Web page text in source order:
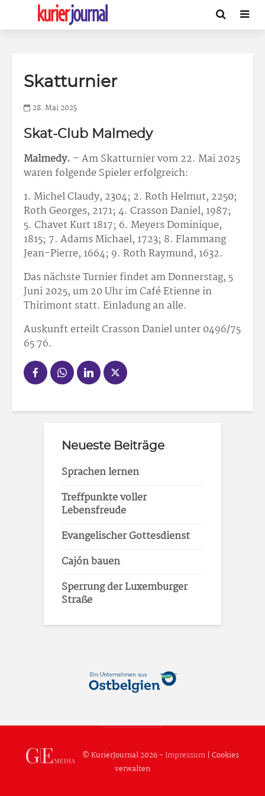
Skatturnier
28. Mai 2025
Skat-Club Malmedy
Malmedy. – Am Skatturnier vom 22. Mai 2025
waren folgende Spieler erfolgreich:
1. Michel Claudy, 2304; 2. Roth Helmut, 2250;
Roth Georges, 2171; 4. Crasson Daniel, 1987;
5. Chavet Kurt 1817; 6. Meyers Dominique,
1815; 7. Adams Michael, 1723; 8. Flammang
Jean-Pierre, 1664; 9. Roth Raymund, 1632.
Das nächste Turnier findet am Donnerstag, 5
Juni 2025, um 20 Uhr im Café Etienne in
Thirimont statt. Einladung an alle.
Auskunft erteilt Crasson Daniel unter 0496/75
65 76.
Neueste Beiträge
Sprachen lernen
Treffpunkte voller
Lebensfreude
Evangelischer Gottesdienst
Cajón bauen
Sperrung der Luxemburger
Straße
© KurierJournal 2026 -Impressum| Cookies
verwalten